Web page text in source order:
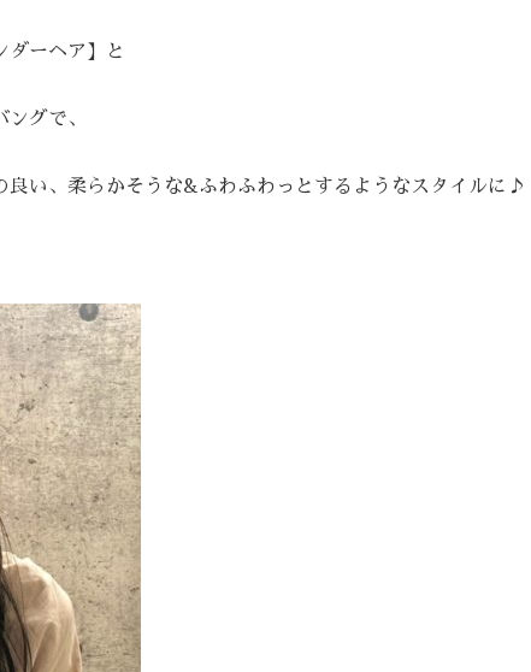
ダーヘア】と
グで、
良い、柔らかそうな&ふわふわっとするようなスタイルに♪